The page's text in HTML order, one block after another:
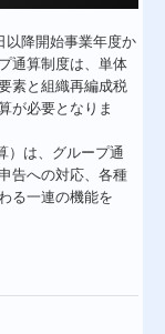
以降開始事業年度か
通算制度は、単体
素と組織再編成税
が必要となりま
）は、グループ通
告への対応、各種
る一連の機能を